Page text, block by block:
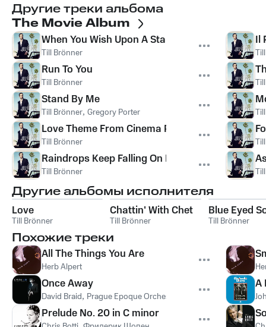
Другие треки альбома
The Movie Album
When You Wish Upon A Star
Till Brönner
Run To You
Till Brönner
Stand By Me
Till Brönner, Gregory Porter
Love Theme From Cinema Paradiso
Till Brönner
Raindrops Keep Falling On My Head
Till Brönner
Il
Другие альбомы исполнителя
Love
Till Brönner
Chattin' With Chet
Till Brönner
Blue Eyed
Till Brönner
Похожие треки
All The Things You Are
Herb Alpert
Once Away
David Braid, Prague Epoque Orchestra
Prelude No. 20 in C minor
A